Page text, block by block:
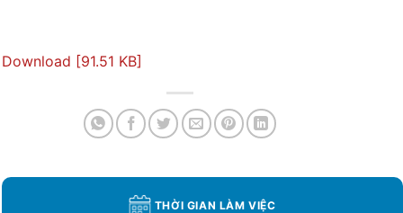
Download [91.51 KB]
THỜI GIAN LÀM VIỆC